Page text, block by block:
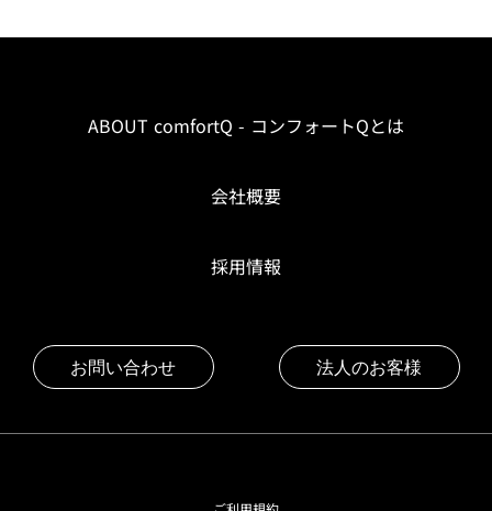
ABOUT comfortQ - コンフォートQとは
会社概要
採用情報
お問い合わせ 法人のお客様